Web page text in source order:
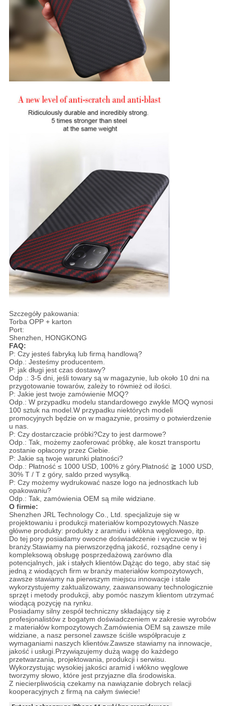
Szczegóły pakowania:
Torba OPP + karton
Port:
Shenzhen, HONGKONG
FAQ:
P: Czy jesteś fabryką lub firmą handlową?
Odp.: Jesteśmy producentem.
P: jak długi jest czas dostawy?
Odp .: 3-5 dni, jeśli towary są w magazynie, lub około 10 dni na
przygotowanie towarów, zależy to również od ilości.
P: Jakie jest twoje zamówienie MOQ?
Odp.: W przypadku modelu standardowego zwykle MOQ wynosi
100 sztuk na model.W przypadku niektórych modeli
promocyjnych będzie on w magazynie, prosimy o potwierdzenie
u nas.
P: Czy dostarczacie próbki?Czy to jest darmowe?
Odp.: Tak, możemy zaoferować próbkę, ale koszt transportu
zostanie opłacony przez Ciebie.
P: Jakie są twoje warunki płatności?
Odp.: Płatność ≤ 1000 USD, 100% z góry.Płatność ≧ 1000 USD,
30% T / T z góry, saldo przed wysyłką.
P: Czy możemy wydrukować nasze logo na jednostkach lub
opakowaniu?
Odp.: Tak, zamówienia OEM są mile widziane.
O firmie:
Shenzhen JRL Technology Co., Ltd. specjalizuje się w
projektowaniu i produkcji materiałów kompozytowych.Nasze
główne produkty: produkty z aramidu i włókna węglowego, itp.
Do tej pory posiadamy owocne doświadczenie i wyczucie w tej
branży.Stawiamy na pierwszorzędną jakość, rozsądne ceny i
kompleksową obsługę posprzedażową zarówno dla
potencjalnych, jak i stałych klientów.Dążąc do tego, aby stać się
jedną z wiodących firm w branży materiałów kompozytowych,
zawsze stawiamy na pierwszym miejscu innowacje i stale
wykorzystujemy zaktualizowany, zaawansowany technologicznie
sprzęt i metody produkcji, aby pomóc naszym klientom utrzymać
wiodącą pozycję na rynku.
Posiadamy silny zespół techniczny składający się z
profesjonalistów z bogatym doświadczeniem w zakresie wyrobów
z materiałów kompozytowych.Zamówienia OEM są zawsze mile
widziane, a nasz personel zawsze ściśle współpracuje z
wymaganiami naszych klientów.Zawsze stawiamy na innowacje,
jakość i usługi.Przywiązujemy dużą wagę do każdego
przetwarzania, projektowania, produkcji i serwisu.
Wykorzystując wysokiej jakości aramid i włókno węglowe
tworzymy słowo, które jest przyjazne dla środowiska.
Z niecierpliwością czekamy na nawiązanie dobrych relacji
kooperacyjnych z firmą na całym świecie!